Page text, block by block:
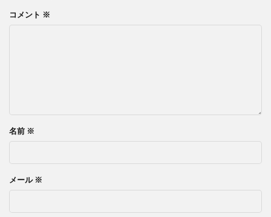
コメント ※
名前 ※
メール ※